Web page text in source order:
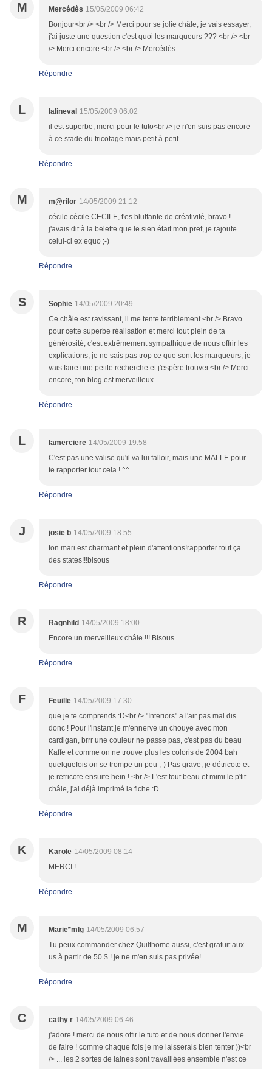
M Mercédès 15/05/2009 06:42
Bonjour<br /> <br /> Merci pour se jolie châle, je vais essayer,
j'ai juste une question c'est quoi les marqueurs ??? <br /> <br
/> Merci encore.<br /> <br /> Mercédès
Répondre
L lalineval 15/05/2009 06:02
il est superbe, merci pour le tuto<br /> je n'en suis pas encore
à ce stade du tricotage mais petit à petit....
Répondre
M m@rilor 14/05/2009 21:12
cécile cécile CECILE, t'es bluffante de créativité, bravo !
j'avais dit à la belette que le sien était mon pref, je rajoute
celui-ci ex equo ;-)
Répondre
S Sophie 14/05/2009 20:49
Ce châle est ravissant, il me tente terriblement.<br /> Bravo
pour cette superbe réalisation et merci tout plein de ta
générosité, c'est extrêmement sympathique de nous offrir les
explications, je ne sais pas trop ce que sont les marqueurs, je
vais faire une petite recherche et j'espère trouver.<br /> Merci
encore, ton blog est merveilleux.
Répondre
L lamerciere 14/05/2009 19:58
C'est pas une valise qu'il va lui falloir, mais une MALLE pour
te rapporter tout cela ! ^^
Répondre
J josie b 14/05/2009 18:55
ton mari est charmant et plein d'attentions!rapporter tout ça
des states!!!bisous
Répondre
R Ragnhild 14/05/2009 18:00
Encore un merveilleux châle !!! Bisous
Répondre
F Feuille 14/05/2009 17:30
que je te comprends :D<br /> "Interiors" a l'air pas mal dis
donc ! Pour l'instant je m'ennerve un chouye avec mon
cardigan, brrr une couleur ne passe pas, c'est pas du beau
Kaffe et comme on ne trouve plus les coloris de 2004 bah
quelquefois on se trompe un peu ;-) Pas grave, je détricote et
je retricote ensuite hein ! <br /> L'est tout beau et mimi le p'tit
châle, j'ai déjà imprimé la fiche :D
Répondre
K Karole 14/05/2009 08:14
MERCI !
Répondre
M Marie*mlg 14/05/2009 06:57
Tu peux commander chez Quilthome aussi, c'est gratuit aux
us à partir de 50 $ ! je ne m'en suis pas privée!
Répondre
C cathy r 14/05/2009 06:46
j'adore ! merci de nous offir le tuto et de nous donner l'envie
de faire ! comme chaque fois je me laisserais bien tenter ))<br
/> ... les 2 sortes de laines sont travaillées ensemble n'est ce